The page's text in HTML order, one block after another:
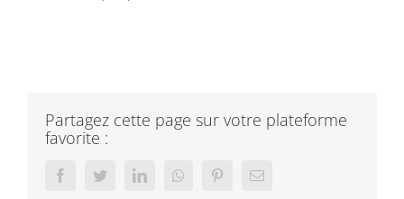
Partagez cette page sur votre plateforme
favorite :
FacebookTwitterLinkedInWhatsappPinterestEmail